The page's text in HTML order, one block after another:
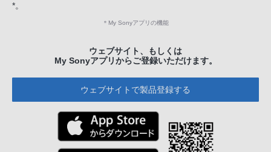
*。
＊ My Sonyアプリの機能
ウェブサイト、もしくは
My Sonyアプリからご登録いただけます。
ウェブサイトで製品登録する